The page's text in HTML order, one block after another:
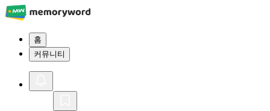
홈
커뮤니티